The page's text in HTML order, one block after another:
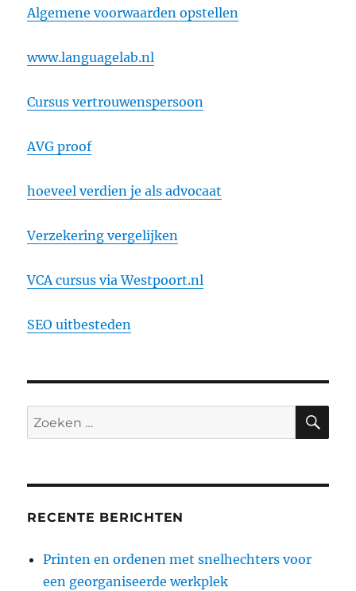
Algemene voorwaarden opstellen
www.languagelab.nl
Cursus vertrouwenspersoon
AVG proof
hoeveel verdien je als advocaat
Verzekering vergelijken
VCA cursus via Westpoort.nl
SEO uitbesteden
Zoeken
naar:
RECENTE BERICHTEN
Printen en ordenen met snelhechters voor
een georganiseerde werkplek